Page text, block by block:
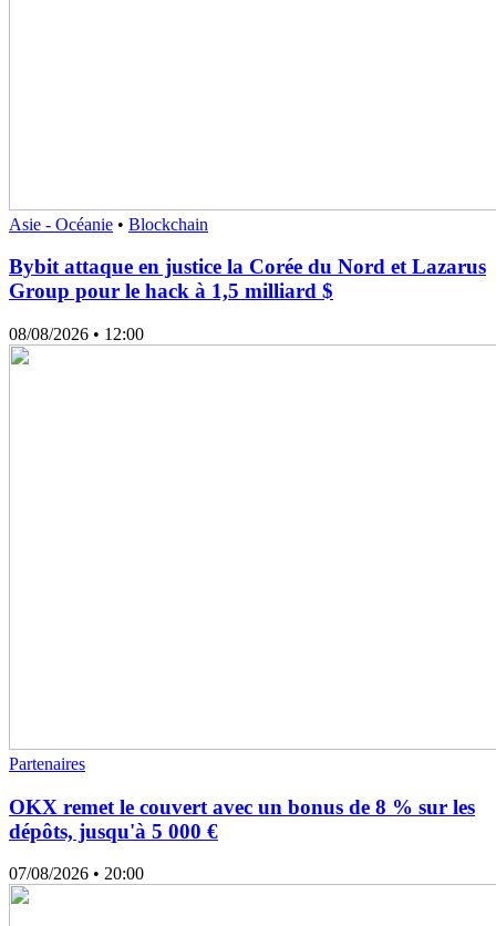
Asie - Océanie • Blockchain
Bybit attaque en justice la Corée du Nord et Lazarus
Group pour le hack à 1,5 milliard $
08/08/2026 • 12:00
Partenaires
OKX remet le couvert avec un bonus de 8 % sur les
dépôts, jusqu'à 5 000 €
07/08/2026 • 20:00